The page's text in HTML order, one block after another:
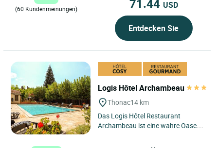
(60 Kundenmeinungen) 71.44 USD
Entdecken Sie
Logis Hôtel Archambeau
Thonac14 km
Das Logis Hôtel Restaurant
Archambeau ist eine wahre Oase
sieben Tage die Woche geöffnet....